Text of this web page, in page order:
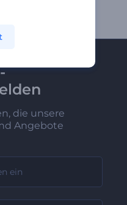
die unsere
Angebote